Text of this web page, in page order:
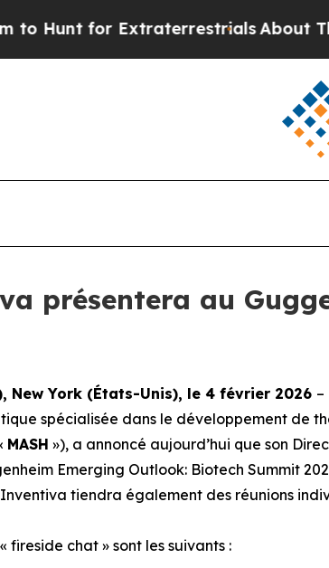
for ExtraterrestrialsAbout Three
présentera au
New York (États-Unis), le 4 février 2026 –
spécialisée dans le développement de
MASH »), a annoncé aujourd’hui que son
Emerging Outlook: Biotech Summit
tiendra également des réunions
fireside chat » sont les suivants :